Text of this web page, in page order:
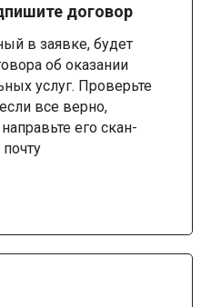
договор
в заявке, будет
об оказании
услуг. Проверьте
все верно,
его скан-